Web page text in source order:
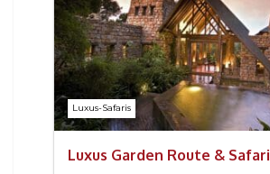
Luxus-Safaris
Luxus Garden Route & Safari